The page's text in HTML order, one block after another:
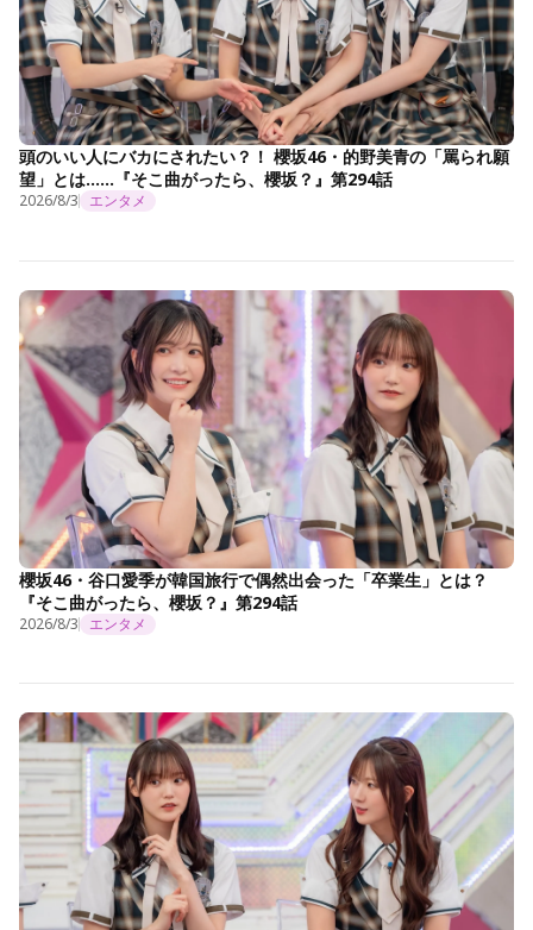
頭のいい人にバカにされたい？！ 櫻坂46・的野美青の「罵られ願
望」とは……『そこ曲がったら、櫻坂？』第294話
2026/8/3 エンタメ
櫻坂46・谷口愛季が韓国旅行で偶然出会った「卒業生」とは？
『そこ曲がったら、櫻坂？』第294話
2026/8/3 エンタメ